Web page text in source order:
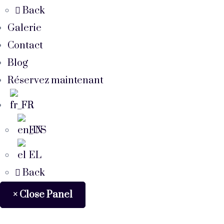
Back
Galerie
Contact
Blog
Réservez maintenant
FR
EN
EL
Back
× Close Panel